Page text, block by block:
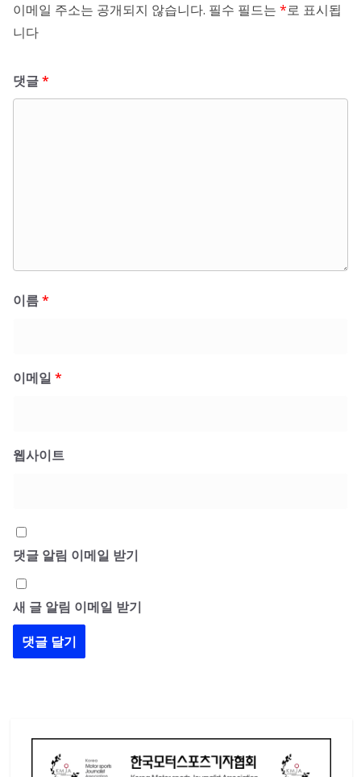
이메일 주소는 공개되지 않습니다. 필수 필드는 *로 표시됩
니다
댓글*
이름*
이메일 *
웹사이트
댓글 알림 이메일 받기
새 글 알림 이메일 받기